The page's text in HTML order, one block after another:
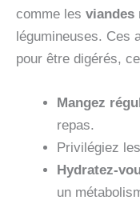
comme les viandes
légumineuses. Ces
pour être digérés,
Mangez
repas.
Privilégiez les
Hydratez-
un